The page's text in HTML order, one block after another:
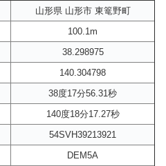
山形県 山形市 東篭野町
100.1m
38.298975
140.304798
38度17分56.31秒
140度18分17.27秒
54SVH39213921
DEM5A